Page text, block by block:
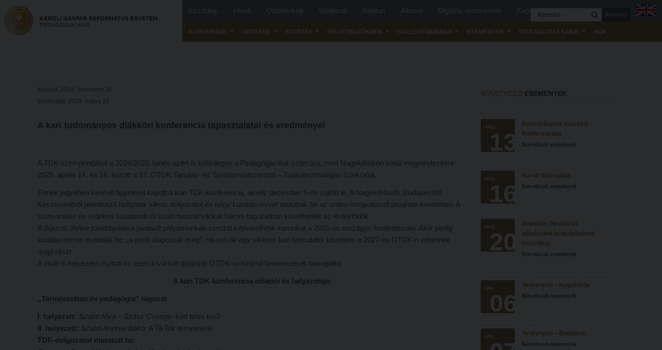
Kapcsolat
Keresés
KARUNKRÓL OKTATÁS KUTATÁS FELVÉTELIZŐKNEK HALLGATÓINKNAK ESEMÉNYEK SZOLGÁLTATÁSAINK HÖK
Készült: 2024. december 20.
Módosítás: 2025. május 16.
A kari tudományos diákköri konferencia tapasztalatai és eredményei
A TDK szempontjából a 2024/2025. tanév azért is különleges a Pedagógiai Kar számára, mert Nagykőrösön kerül megrendezésre
2025. április 14. és 16. között a 37. OTDK Tanulás- és Tanításmódszertani – Tudástechnológiai Szekciója.
Ennek jegyében kiemelt figyelmet kapott a kari TDK-konferencia, amely december 5-én zajlott le. A Nagykőrösről, Budapestről,
Kecskemétről jelentkező hallgatók kilenc dolgozatot és négy kutatási tervet mutattak be az online megvalósult program keretében. A
színvonalas és érdekes kutatásokról szóló beszámolókat három tagozatban követhették az érdeklődők.
A díjazott, illetve továbbjutásra javasolt pályamunkák szerzői képviselhetik karunkat a 2025-ös országos konferencián. Akik pedig
kutatási tervet mutattak be, „a jövőt alapozták meg”, hiszen ők egy sikeres kari bemutatót követően a 2027-es OTDK-n vehetnek
majd részt.
A zsűri 6 helyezést osztott ki, ezen kívül két dolgozat OTDK-ra történő benevezését támogatta.
A kari TDK-konferencia előadói és helyezettjei
„Természettan és pedagógia” tagozat
I. helyezett: Szabó Mira – Szász Csenge : Kint lenni kín?
II. helyezett: Szabó Andrea Ildikó : A TikTok térnyerése
TDK-dolgozatot mutatott be:
KÖVETKEZŐ ESEMÉNYEK
aug.
13
Reformátusok Szárszói
Konferenciája
Következő események
aug.
16
Károli Gólyatábor
Következő események
aug.
20
Innovatív Oktatói Díj
pályázatok benyújtásának
határideje
Következő események
sze.
06
Tanévnyitó – Nagykőrös
Következő események
sze.
Tanévnyitó – Budapest
Következő események